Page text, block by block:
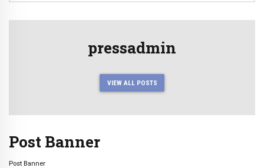
pressadmin
VIEW ALL POSTS
Post Banner
Post Banner